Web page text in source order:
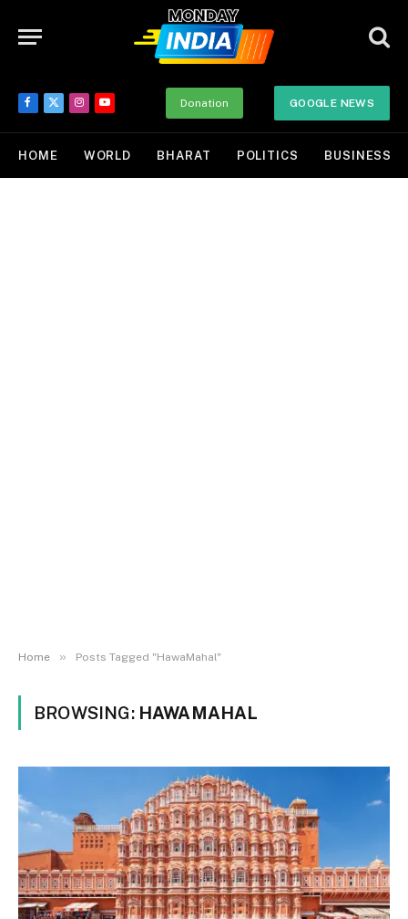
Facebook
X
(Twitter)
Instagram
YouTube
Donation GOOGLE NEWS
HOME WORLD BHARAT POLITICS BUSINESS
Home » Posts Tagged "HawaMahal"
BROWSING: HAWAMAHAL